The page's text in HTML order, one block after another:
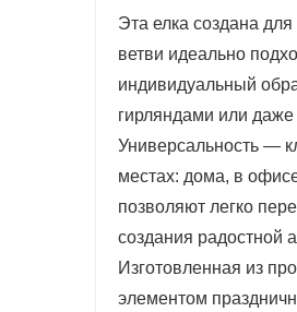
Эта елка создана
ветви идеально
индивидуальный
гирляндами или
Универсальность —
местах: дома, в
позволяют легко
создания радостной
Изготовленная из
элементом